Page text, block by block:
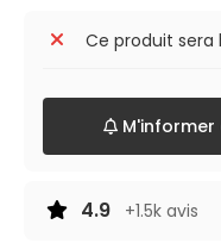
Ce produit
M'informer
4.9 +1.5k avis